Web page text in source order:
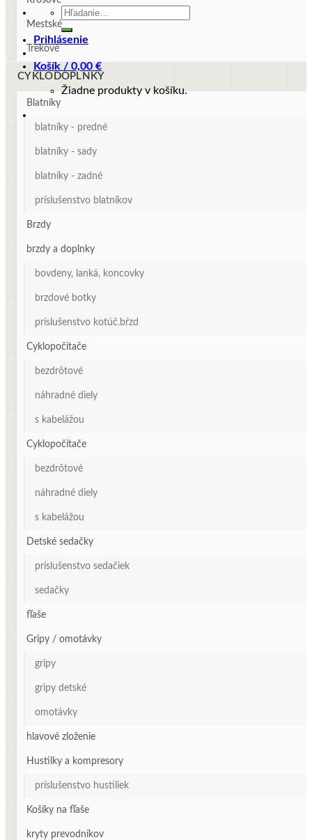
Hľadať:
Prihlásenie
Košík / 0,00 €
Žiadne produkty v košíku.
Mestské
Trekové
CYKLODOPLNKY
Blatníky
blatníky - predné
blatníky - sady
blatníky - zadné
príslušenstvo blatníkov
Brzdy
brzdy a doplnky
bovdeny, lanká, koncovky
brzdové botky
príslušenstvo kotúč.bŕzd
Cyklopočítače
bezdrôtové
náhradné diely
s kabelážou
Cyklopočítače
bezdrôtové
náhradné diely
s kabelážou
Detské sedačky
príslušenstvo sedačiek
sedačky
fľaše
Gripy / omotávky
gripy
gripy detské
omotávky
hlavové zloženie
Hustilky a kompresory
príslušenstvo hustiliek
Košíky na fľaše
kryty prevodníkov